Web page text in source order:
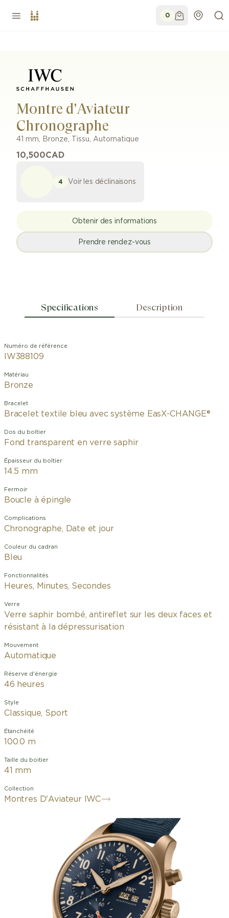
0
Montre d'Aviateur
Chronographe
41 mm, Bronze, Tissu, Automatique
10,500CAD
4 Voir les déclinaisons
Obtenir des informations
Prendre rendez-vous
Specifications Description
Numéro de référence
IW388109
Matériau
Bronze
Bracelet
Bracelet textile bleu avec système EasX-CHANGE®
Dos du boîtier
Fond transparent en verre saphir
Épaisseur du boîtier
14.5 mm
Fermoir
Boucle à épingle
Complications
Chronographe, Date et jour
Couleur du cadran
Bleu
Fonctionnalités
Heures, Minutes, Secondes
Verre
Verre saphir bombé, antireflet sur les deux faces et
résistant à la dépressurisation
Mouvement
Automatique
Réserve d'énergie
46 heures
Style
Classique, Sport
Étanchéité
100.0 m
Taille du boitier
41 mm
Collection
Montres D'Aviateur IWC
en bronze est le tout nouveau modèle
de la collection Montre d’Aviateur
Chronographe de 41 millimètres. Elle
présente un boîtier, des poussoirs et
une couronne en bronze, un cadran
bleu doté d'un imprimé beige discret,
et des aiguilles plaquées or. Outre le
cuivre, le bronze utilisé par IWC